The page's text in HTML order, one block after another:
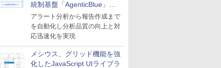
統制基盤「AgenticBlue」を
導入
アラート分析から報告作成まで
を自動化し分析品質の向上と対
応迅速化を実現
メシウス、グリッド機能を強
化したJavaScript UIライブラ